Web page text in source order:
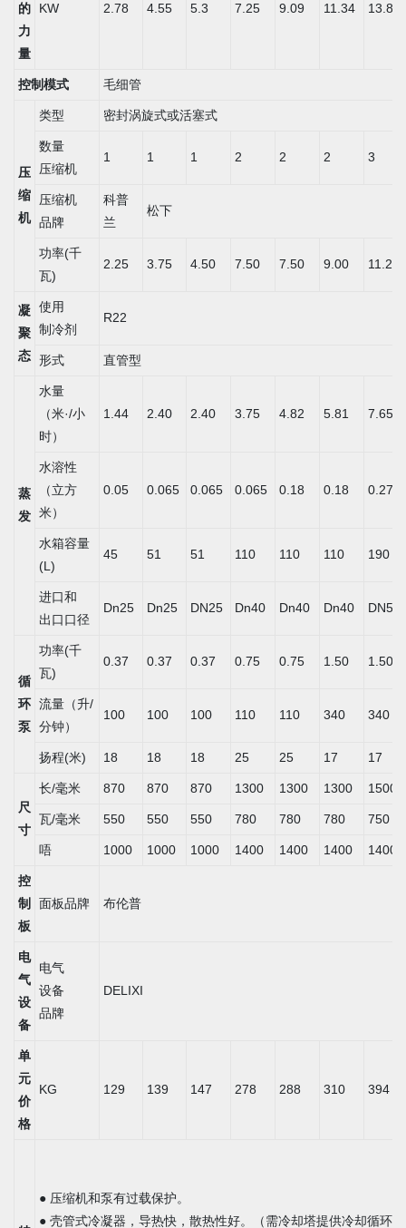
的
力
量
KW 2.78 4.55 5.3 7.25 9.09 11.34 13.85
控制模式 毛细管
压
缩
机
类型 密封涡旋式或活塞式
数量
压缩机
1 1 1 2 2 2 3
压缩机
品牌
科普
兰
松下
功率(千
瓦)
2.25 3.75 4.50 7.50 7.50 9.00 11.25
凝
聚
态
使用
制冷剂
R22
形式 直管型
蒸
发
水量
（米·/小
时）
1.44 2.40 2.40 3.75 4.82 5.81 7.65
水溶性
（立方
米）
0.05 0.065 0.065 0.065 0.18 0.18 0.27
水箱容量
(L)
45 51 51 110 110 110 190
进口和
出口口径
Dn25 Dn25 DN25 Dn40 Dn40 Dn40 DN50
循
环
泵
功率(千
瓦)
0.37 0.37 0.37 0.75 0.75 1.50 1.50
流量（升/
分钟）
100 100 100 110 110 340 340
扬程(米) 18 18 18 25 25 17 17
尺
寸
长/毫米 870 870 870 1300 1300 1300 1500
瓦/毫米 550 550 550 780 780 780 750
唔 1000 1000 1000 1400 1400 1400 1400
控
制
板
面板品牌 布伦普
电
气
设
备
电气
设备
品牌
DELIXI
单
元
价
格
KG 129 139 147 278 288 310 394
● 压缩机和泵有过载保护。
● 壳管式冷凝器，导热快，散热性好。（需冷却塔提供冷却循环